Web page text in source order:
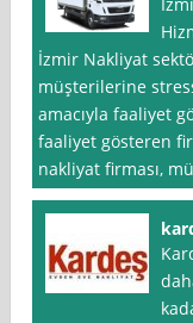
İzmir Nakliyat
müşterilerine
amacıyla faaliyet
faaliyet gösteren
nakliyat firması,